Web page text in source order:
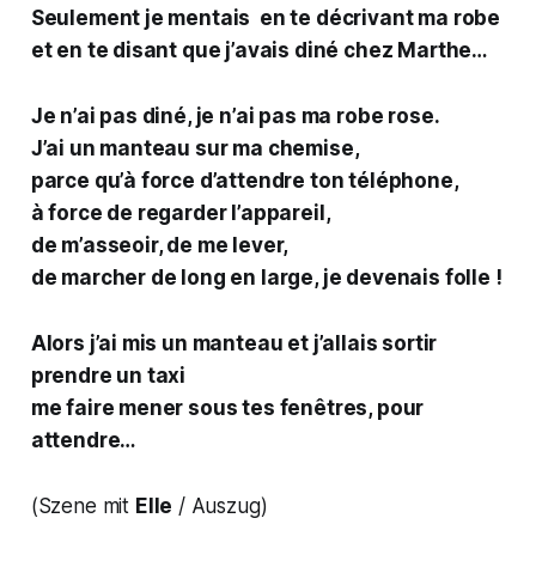
Seulement je mentais en te décrivant ma robe
et en te disant que j’avais diné chez Marthe…
Je n’ai pas diné, je n’ai pas ma robe rose.
J’ai un manteau sur ma chemise,
parce qu’à force d’attendre ton téléphone,
à force de regarder l’appareil,
de m’asseoir, de me lever,
de marcher de long en large, je devenais folle !
Alors j’ai mis un manteau et j’allais sortir
prendre un taxi
me faire mener sous tes fenêtres, pour
attendre…
(Szene mit Elle / Auszug)